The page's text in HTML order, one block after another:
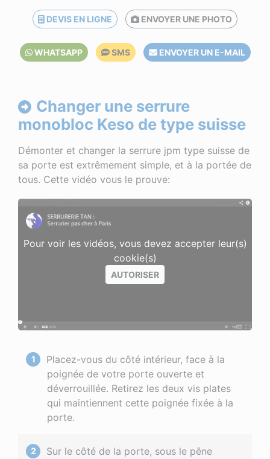
DEVIS EN LIGNE ENVOYER UNE PHOTO
WHATSAPP SMS ENVOYER UN E-MAIL
Changer une serrure
monobloc Keso de type suisse
Démonter et changer la serrure jpm type suisse de
sa porte est extrêmement simple, et à la portée de
tous. Cette vidéo vous le prouve:
Pour voir les vidéos, vous devez accepter leur(s)
cookie(s)
AUTORISER
Placez-vous du côté intérieur, face à la
poignée de votre porte ouverte et
déverrouillée. Retirez les deux vis plates
qui maintiennent cette poignée fixée à la
porte.
Sur le côté de la porte, sous le pêne